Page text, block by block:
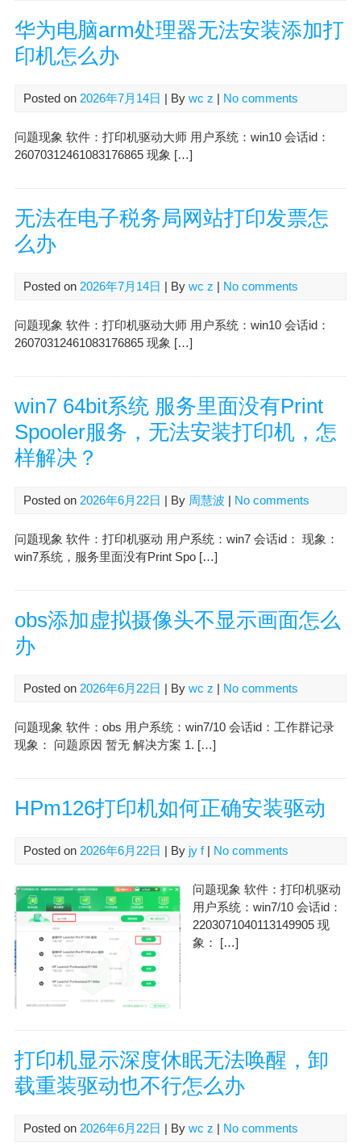
华为电脑arm处理器无法安装添加打
印机怎么办
Posted on 2026年7月14日 | By wc z No comments
问题现象 软件：打印机驱动大师 用户系统：win10 会话id：
26070312461083176865 现象 […]
无法在电子税务局网站打印发票怎
么办
Posted on 2026年7月14日 | By wc z No comments
问题现象 软件：打印机驱动大师 用户系统：win10 会话id：
26070312461083176865 现象 […]
win7 64bit系统 服务里面没有Print
Spooler服务，无法安装打印机，怎
样解决？
Posted on 2026年6月22日 | By 周慧波 No comments
问题现象 软件：打印机驱动 用户系统：win7 会话id： 现象：
win7系统，服务里面没有Print Spo […]
obs添加虚拟摄像头不显示画面怎么
办
Posted on 2026年6月22日 | By wc z No comments
问题现象 软件：obs 用户系统：win7/10 会话id：工作群记录
现象： 问题原因 暂无 解决方案 1. […]
HPm126打印机如何正确安装驱动
Posted on 2026年6月22日 | By jy f| No comments
问题现象 软件：打印机驱动
用户系统：win7/10 会话id：
2203071040113149905 现
象： […]
打印机显示深度休眠无法唤醒，卸
载重装驱动也不行怎么办
Posted on 2026年6月22日 | By wc z | No comments